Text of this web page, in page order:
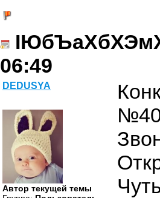
06:49
DEDUSYA
Автор текущей темы